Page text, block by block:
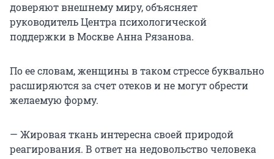
доверяют внешнему миру, объясняет
руководитель Центра психологической
поддержки в Москве Анна Рязанова.
По ее словам, женщины в таком стрессе буквально
расширяются за счет отеков и не могут обрести
желаемую форму.
— Жировая ткань интересна своей природой
реагирования. В ответ на недовольство человека